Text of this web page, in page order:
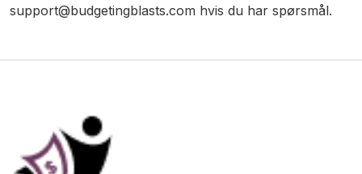
support@budgetingblasts.com hvis du har spørsmål.